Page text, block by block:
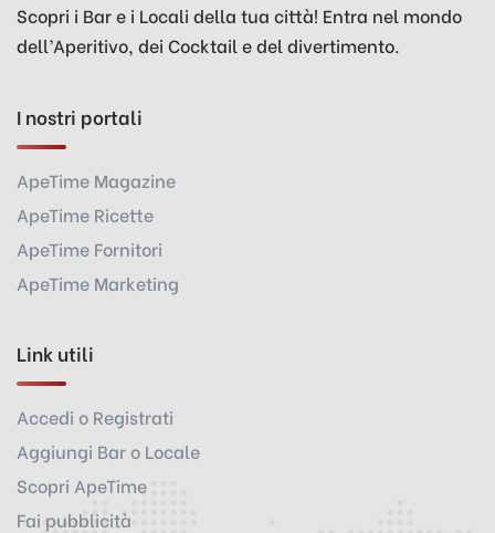
Scopri i Bar e i Locali della tua città! Entra nel mondo
dell’Aperitivo, dei Cocktail e del divertimento.
I nostri portali
ApeTime Magazine
ApeTime Ricette
ApeTime Fornitori
ApeTime Marketing
Link utili
Accedi o Registrati
Aggiungi Bar o Locale
Scopri ApeTime
Fai pubblicità